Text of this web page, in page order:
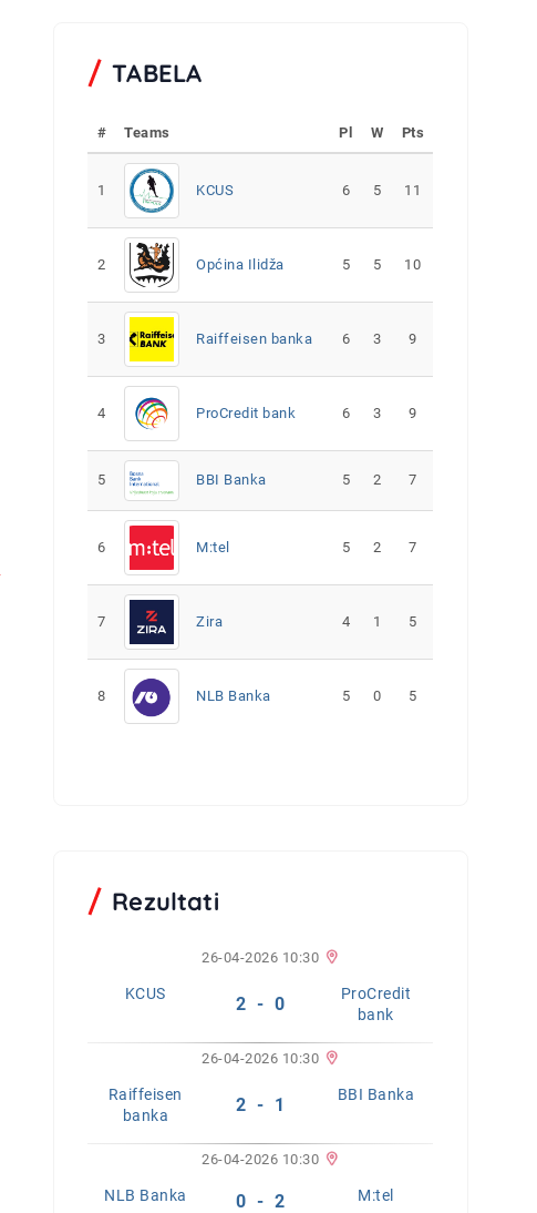
TABELA
# Teams Pl W Pts
1 KCUS 6 5 11
2 Općina Ilidža 5 5 10
3 Raiffeisen banka 6 3 9
4 ProCredit bank 6 3 9
5 BBI Banka 5 2 7
6 M:tel 5 2 7
7 Zira 4 1 5
8 NLB Banka 5 0 5
Rezultati
26-04-2026 10:30
KCUS 2 - 0
ProCredit
bank
26-04-2026 10:30
Raiffeisen
banka
2 - 1 BBI Banka
26-04-2026 10:30
NLB Banka 0 - 2 M:tel